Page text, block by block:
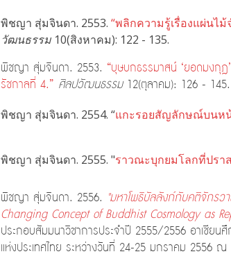
พิชญา สุ่มจินดา. 2553. “พลิกความรู้เรื่องแผ่น
วัฒนธรรม 10(สิงหาคม): 122 - 135.
พิชญา สุ่มจินดา. 2553. “บุษบกธรรมาสน์ ‘ยอดมงกุ
รัชกาลที่ 4.” ศิลปวัฒนธรรม12(ตุลาคม): 126 - 145.
พิชญา สุ่มจินดา. 2554. “แกะรอยสัญลักษณ์บนหน้
พิชญา สุ่มจินดา. 2555. "ราวณะบุกยมโลกที่ปรา
พิชญา สุ่มจินดา. 2556. "มหาโพธิบัลลังก์กับคติจักรว
Changing Concept of Buddhist Cosmology as
ประกอบสัมมนาวิชาการประจำปี 2555/2556 อาเซียน
แห่งประเทศไทย ระหว่างวันที่ 24-25 มกราคม 2556